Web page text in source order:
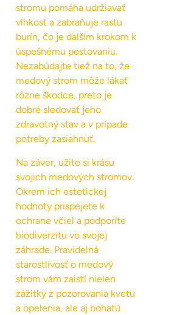
stromu pomáha udržiavať
vlhkosť a zabraňuje rastu
burín, čo je ďalším krokom k
úspešnému pestovaniu.
Nezabúdajte tiež na to, že
medový strom môže lákať
rôzne škodce, preto je
dobré sledovať jeho
zdravotný stav a v prípade
potreby zasiahnuť.
Na záver, užite si krásu
svojich medových stromov.
Okrem ich estetickej
hodnoty prispejete k
ochrane včiel a podporíte
biodiverzitu vo svojej
záhrade. Pravidelná
starostlivosť o medový
strom vám zaistí nielen
zážitky z pozorovania kvetu
a opelenia, ale aj bohatú